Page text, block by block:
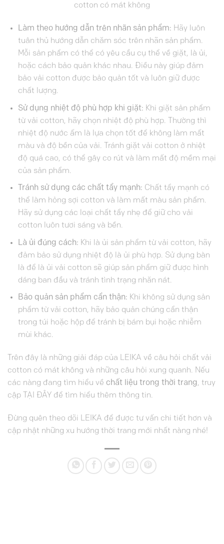
cotton có mát không
Làm theo hướng dẫn trên nhãn sản phẩm: Hãy luôn
tuân thủ hướng dẫn chăm sóc trên nhãn sản phẩm.
Mỗi sản phẩm có thể có yêu cầu cụ thể về giặt, là ủi,
hoặc cách bảo quản khác nhau. Điều này giúp đảm
bảo vải cotton được bảo quản tốt và luôn giữ được
chất lượng.
Sử dụng nhiệt độ phù hợp khi giặt: Khi giặt sản phẩm
từ vải cotton, hãy chọn nhiệt độ phù hợp. Thường thì
nhiệt độ nước ấm là lựa chọn tốt để không làm mất
màu và độ bền của vải. Tránh giặt vải cotton ở nhiệt
độ quá cao, có thể gây co rút và làm mất độ mềm mại
của sản phẩm.
Tránh sử dụng các chất tẩy mạnh: Chất tẩy mạnh có
thể làm hỏng sợi cotton và làm mất màu sản phẩm.
Hãy sử dụng các loại chất tẩy nhẹ để giữ cho vải
cotton luôn tươi sáng và bền.
Là ủi đúng cách: Khi là ủi sản phẩm từ vải cotton, hãy
đảm bảo sử dụng nhiệt độ là ủi phù hợp. Sử dụng bàn
là để là ủi vải cotton sẽ giúp sản phẩm giữ được hình
dáng ban đầu và tránh tình trạng nhăn nát.
Bảo quản sản phẩm cẩn thận: Khi không sử dụng sản
phẩm từ vải cotton, hãy bảo quản chúng cẩn thận
trong túi hoặc hộp để tránh bị bám bụi hoặc nhiễm
mùi khác.
Trên đây là những giải đáp của LEIKA về câu hỏi chất vải
cotton có mát không và những câu hỏi xung quanh. Nếu
các nàng đang tìm hiểu về chất liệu trong thời trang, truy
cập TẠI ĐÂY để tìm hiểu thêm thông tin.
Đừng quên theo dõi LEIKA để được tư vấn chi tiết hơn và
cập nhật những xu hướng thời trang mới nhất nàng nhé!